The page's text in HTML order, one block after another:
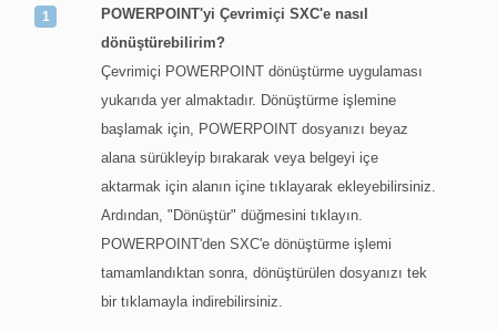
POWERPOINT'yi Çevrimiçi SXC'e nasıl
dönüştürebilirim?
Çevrimiçi POWERPOINT dönüştürme uygulaması
yukarıda yer almaktadır. Dönüştürme işlemine
başlamak için, POWERPOINT dosyanızı beyaz
alana sürükleyip bırakarak veya belgeyi içe
aktarmak için alanın içine tıklayarak ekleyebilirsiniz.
Ardından, "Dönüştür" düğmesini tıklayın.
POWERPOINT'den SXC'e dönüştürme işlemi
tamamlandıktan sonra, dönüştürülen dosyanızı tek
bir tıklamayla indirebilirsiniz.